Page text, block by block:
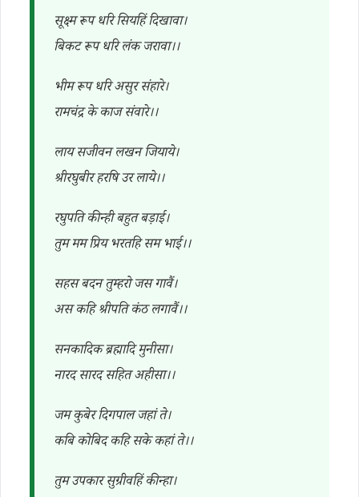
सूक्ष्म रूप धरि सियहिं दिखावा।
बिकट रूप धरि लंक जरावा।।
भीम रूप धरि असुर संहारे।
रामचंद्र के काज संवारे।।
लाय सजीवन लखन जियाये।
श्रीरघुबीर हरषि उर लाये।।
रघुपति कीन्ही बहुत बड़ाई।
तुम मम प्रिय भरतहि सम भाई।।
सहस बदन तुम्हरो जस गावैं।
अस कहि श्रीपति कंठ लगावैं।।
सनकादिक ब्रह्मादि मुनीसा।
नारद सारद सहित अहीसा।।
जम कुबेर दिगपाल जहां ते।
कबि कोबिद कहि सके कहां ते।।
तुम उपकार सुग्रीवहिं कीन्हा।